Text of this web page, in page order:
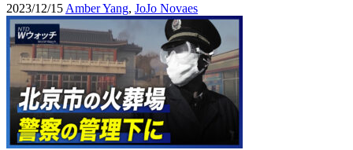
2023/12/15 Amber Yang, JoJo Novaes